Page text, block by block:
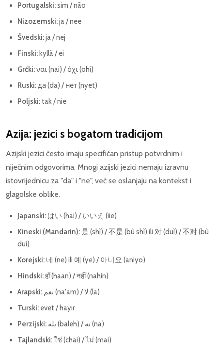
Portugalski:sim / não
Nizozemski:ja / nee
Švedski:ja / nej
Finski: kyllä / ei
Grčki:ναι (nai) / όχι (ohi)
Ruski:да (da) / нет (nyet)
Poljski:tak / nie
Azija: jezici s bogatom tradicijom
Azijski jezici često imaju specifičan pristup potvrdnim i
niječnim odgovorima. Mnogi azijski jezici nemaju izravnu
istovrijednicu za "da" i "ne", već se oslanjaju na kontekst i
glagolske oblike.
Japanski: はい (hai) / いいえ (iie)
Kineski (Mandarin): 是 (shì) / 不是 (bù shì) ili 对 (duì) / 不对 (bù
duì)
Korejski: 네 (ne) ili 예 (ye) / 아니요 (aniyo)
Hindski:हाँ (haan) / नहीं (nahin)
Arapski:
نعم (na'am) / لا (la)
Turski: evet / hayır
Perzijski:
بله (baleh) / نه (na)
Tajlandski:ใช่ (chai) / ไม่ (mai)